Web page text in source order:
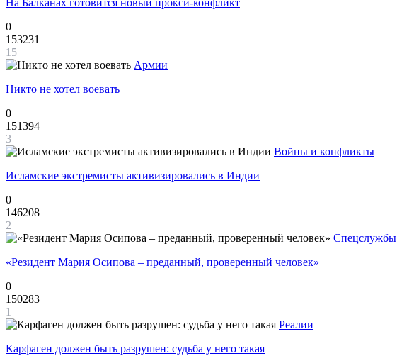
На Балканах готовится новый прокси-конфликт
0
153231
15
Армии
Никто не хотел воевать
0
151394
3
Войны и конфликты
Исламские экстремисты активизировались в Индии
0
146208
2
Спецслужбы
«Резидент Мария Осипова – преданный, проверенный человек»
0
150283
1
Реалии
Карфаген должен быть разрушен: судьба у него такая